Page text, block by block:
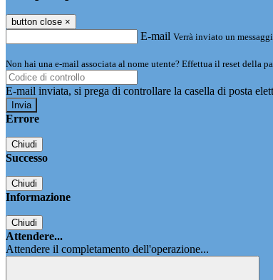
button close ×
E-mail Verrà inviato un
Non hai una e-mail associata al nome utente? Effettua il reset della
E-mail inviata, si prega di controllare la casella di posta
Errore
Chiudi
Successo
Chiudi
Informazione
Chiudi
Attendere...
Attendere il completamento dell'operazione...